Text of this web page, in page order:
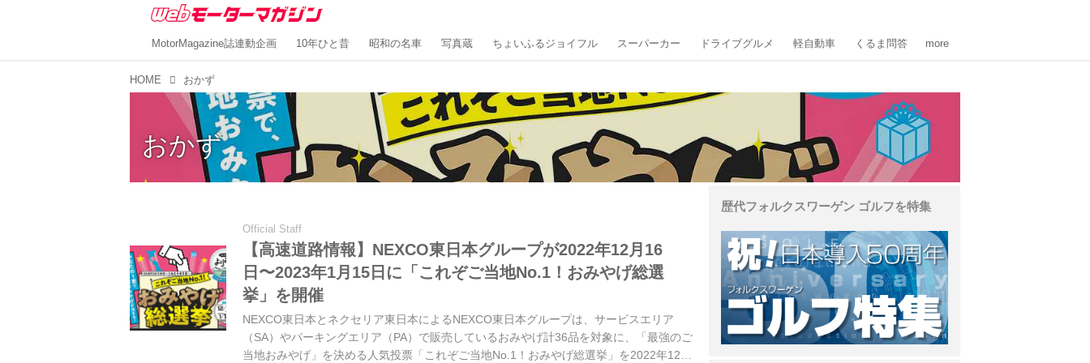
MotorMagazine誌連動企画 10年ひと昔 昭和の名車 写真蔵 ちょいふるジョイフル スーパーカー ドライブグルメ 軽自動車 くるま問答 more
HOME おかず
おかず
Official Staff
【高速道路情報】NEXCO東日本グループが2022年12月16
日〜2023年1月15日に「これぞご当地No.1！おみやげ総選
挙」を開催
NEXCO東日本とネクセリア東日本によるNEXCO東日本グループは、サービスエリア
（SA）やパーキングエリア（PA）で販売しているおみやげ計36品を対象に、「最強のご
当地おみやげ」を決める人気投票「これぞご当地No.1！おみやげ総選挙」を2022年12月
歴代フォルクスワーゲン ゴルフを特集